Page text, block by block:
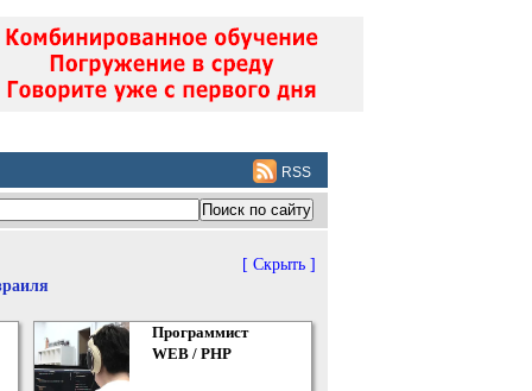
RSS
[ Скрыть ]
Программист
WEB / PHP